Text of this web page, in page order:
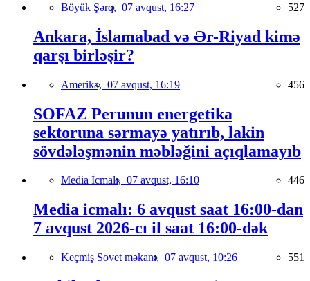
Böyük Şərq, 07 avqust, 16:27 527
Ankara, İslamabad və Ər-Riyad kimə
qarşı birləşir?
Amerika, 07 avqust, 16:19 456
SOFAZ Perunun energetika
sektoruna sərmayə yatırıb, lakin
sövdələşmənin məbləğini açıqlamayıb
Media İcmalı, 07 avqust, 16:10 446
Media icmalı: 6 avqust saat 16:00-dan
7 avqust 2026-cı il saat 16:00-dək
Keçmiş Sovet məkanı, 07 avqust, 10:26 551